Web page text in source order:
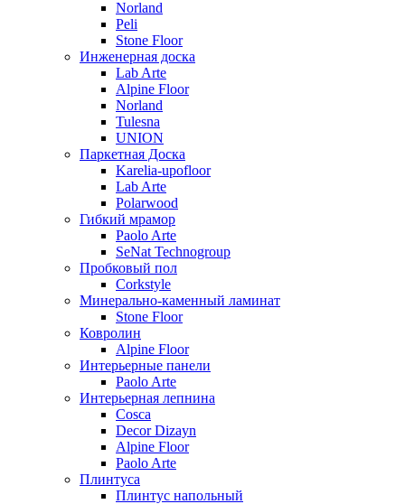
Norland
Peli
Stone Floor
Инженерная доска
Lab Arte
Alpine Floor
Norland
Tulesna
UNION
Паркетная Доска
Karelia-upofloor
Lab Arte
Polarwood
Гибкий мрамор
Paolo Arte
SeNat Technogroup
Пробковый пол
Corkstyle
Минерально-каменный ламинат
Stone Floor
Ковролин
Alpine Floor
Интерьерные панели
Paolo Arte
Интерьерная лепнина
Cosca
Decor Dizayn
Alpine Floor
Paolo Arte
Плинтуса
Плинтус напольный